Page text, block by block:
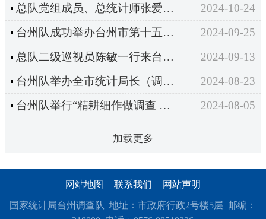
总队党组成员、总统计师张爱光一行来台开展基层基础工作调研指导
2024-10-24
台州队成功举办台州市第十五届“中国统计开放日”活动
2024-09-25
总队二级巡视员陈敏一行来台调研指导
2024-09-13
台州队举办全市统计局长（调查队长）工作座谈会暨统计调查业务培训会
2024-08-23
台州队举行“精耕细作做调查 党心炽热促振兴”主题党建活动
2024-08-05
加载更多
网站地图 联系我们 网站声明
国家统计局台州调查队 地址：市政府行政2号楼5层 邮编：